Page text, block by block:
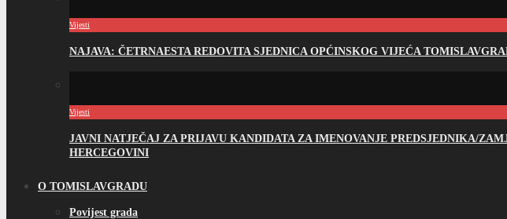
Vijesti
NAJAVA: ČETRNAESTA REDOVITA SJEDNICA OPĆINSKOG VIJEĆA
Vijesti
JAVNI NATJEČAJ ZA PRIJAVU KANDIDATA ZA IMENOVANJE PREDSJEDNIKA/
HERCEGOVINI
O TOMISLAVGRADU
Povijest grada